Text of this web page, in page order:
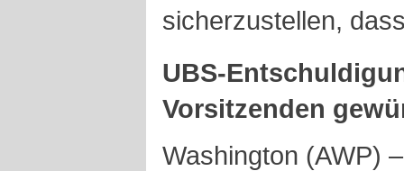
sicherzustellen,
UBS-
Vorsitzenden
Washington (AWP)